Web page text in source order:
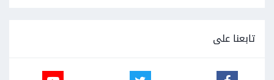
تابعنا على